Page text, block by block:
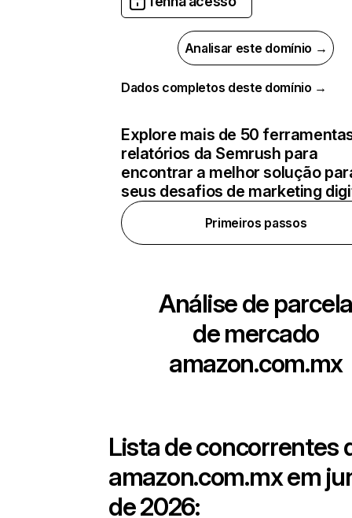
Analisar este domínio →
Dados completos deste domínio →
Explore mais de 50
relatórios da Semrush para
encontrar a melhor solução
seus desafios de marketing
Primeiros passos
Análise de parcela
de mercado
amazon.com.mx
Lista de concorrentes
amazon.com.mxem
de 2026: